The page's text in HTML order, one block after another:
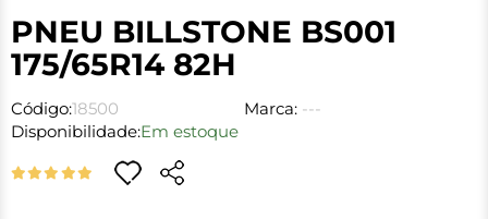
PNEU BILLSTONE BS001
175/65R14 82H
Código:18500 Marca: ---
Disponibilidade:Em estoque